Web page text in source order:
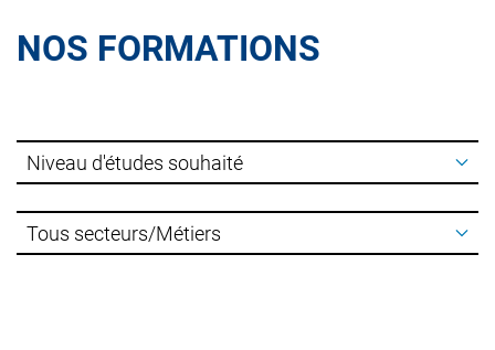
NOS FORMATIONS